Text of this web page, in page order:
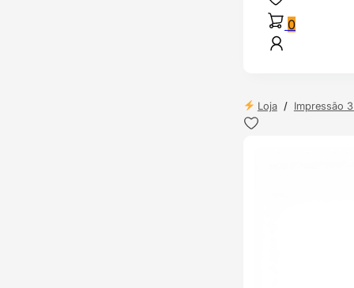
0
Loja / Impressão